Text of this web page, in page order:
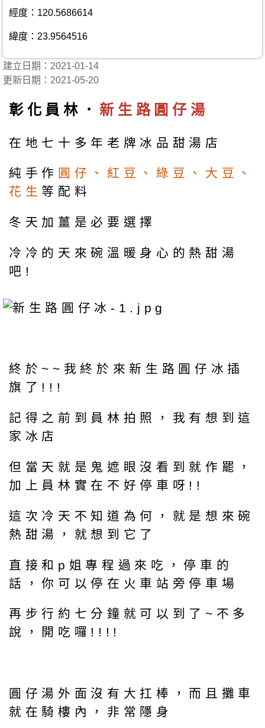
經度：120.5686614
緯度：23.9564516
建立日期：2021-01-14
更新日期：2021-05-20
彰化員林． 新生路圓仔湯
在地七十多年老牌冰品甜湯店
純手作 圓仔、紅豆、綠豆、大豆、
花生 等配料
冬天加薑是必要選擇
冷冷的天來碗溫暖身心的熱甜湯
吧!
終於~~我終於來新生路圓仔冰插
旗了!!!
記得之前到員林拍照，我有想到這
家冰店
但當天就是鬼遮眼沒看到就作罷，
加上員林實在不好停車呀!!
這次冷天不知道為何，就是想來碗
熱甜湯，就想到它了
直接和p姐專程過來吃，停車的
話，你可以停在火車站旁停車場
再步行約七分鐘就可以到了~不多
說，開吃囉!!!!
圓仔湯外面沒有大扛棒，而且攤車
就在騎樓內，非常隱身